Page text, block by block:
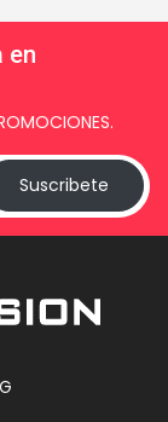
en
Suscribete